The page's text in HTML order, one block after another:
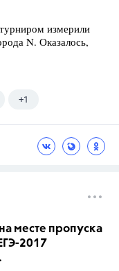
измерили
N. Оказалось,
+1
месте пропуска
2017